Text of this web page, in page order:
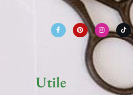
a
c
e
b
P
i
n
t
e
n
s
t
a
T
i
k
t
o
Utile